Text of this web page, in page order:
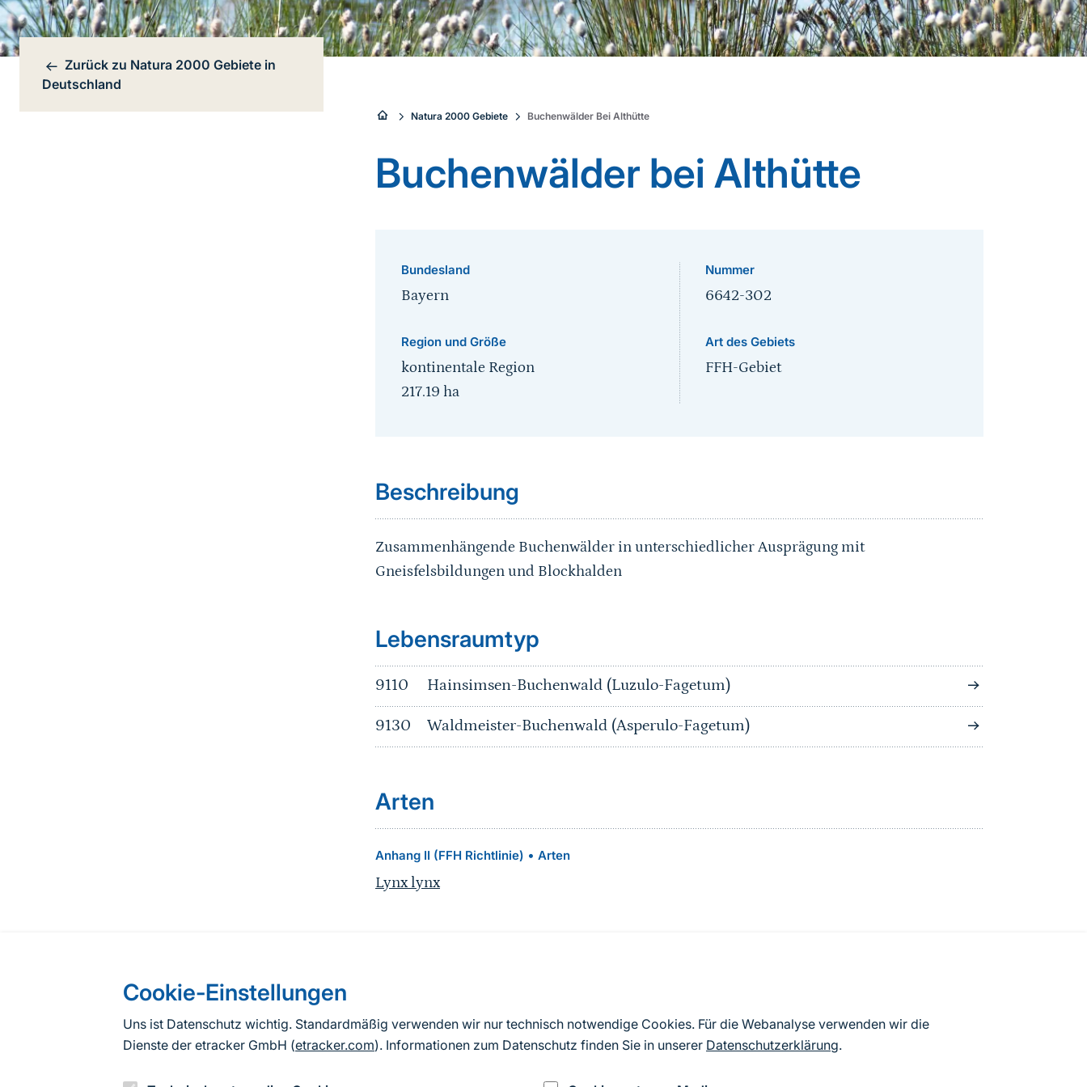
Cookie-Einstellungen
Uns ist Datenschutz wichtig. Standardmäßig verwenden wir nur technisch notwendige Cookies. Für die Webanalyse verwenden wir die
Dienste der etracker GmbH (etracker.com). Informationen zum Datenschutz finden Sie in unserer Datenschutzerklärung.
Bereichsnavigation
Zurück zu Natura 2000 Gebiete in
Deutschland
Sie
sind
hier:
Natura 2000 Gebiete Buchenwälder Bei Althütte
Buchenwälder bei Althütte
Bundesland
Bayern
Region und Größe
kontinentale Region
217.19 ha
Nummer
6642-302
Art des Gebiets
FFH-Gebiet
Beschreibung
Zusammenhängende Buchenwälder in unterschiedlicher Ausprägung mit
Gneisfelsbildungen und Blockhalden
Sprungmarke
Lebensraumtyp
9110 Hainsimsen-Buchenwald (Luzulo-Fagetum)
9130 Waldmeister-Buchenwald (Asperulo-Fagetum)
Arten
Anhang II (FFH Richtlinie) • Arten
Lynx lynx
Nach Angaben der an die EU übermittelten Standarddatenbögen Deutschlands (Stand:
2019). Aus besonderen Schutzgründen enthalten die zur Veröffentlichung freigegebenen